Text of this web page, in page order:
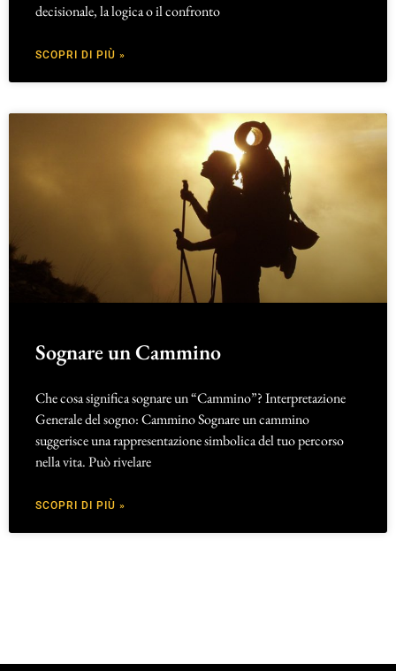
decisionale, la logica o il confronto
SCOPRI DI PIÙ »
Sognare un Cammino
Che cosa significa sognare un “Cammino”? Interpretazione
Generale del sogno: Cammino Sognare un cammino
suggerisce una rappresentazione simbolica del tuo percorso
nella vita. Può rivelare
SCOPRI DI PIÙ »